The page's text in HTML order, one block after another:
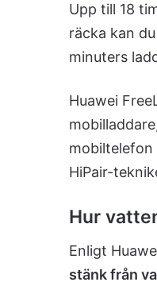
Upp till 18
räcka kan
minuters
Huawei
mobiltelefon
HiPair-
Hur
Enligt
stänk från